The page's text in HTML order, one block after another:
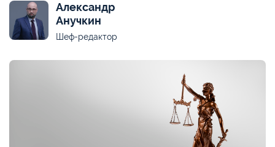
Александр
Анучкин
Шеф-редактор